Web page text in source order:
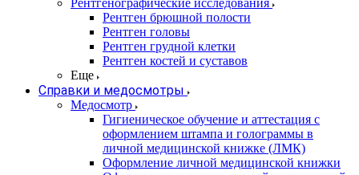
Рентгенографические исследования
Рентген брюшной полости
Рентген головы
Рентген грудной клетки
Рентген костей и суставов
Еще
Справки и медосмотры
Медосмотр
Гигиеническое обучение и аттестация с
оформлением штампа и голограммы в
личной медицинской книжке (ЛМК)
Оформление личной медицинской книжки